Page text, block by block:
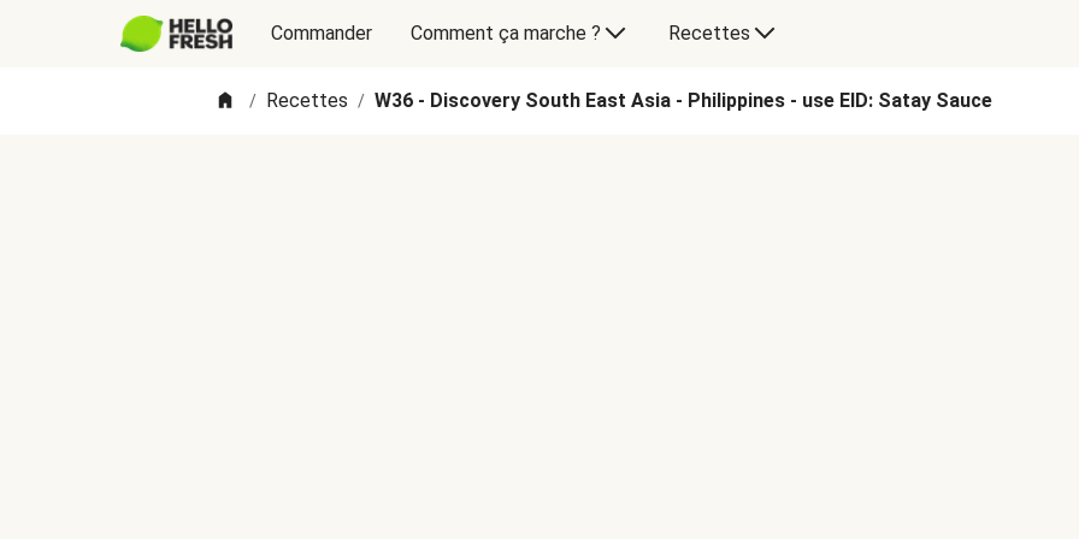
Commander Comment ça marche ? Recettes
/ Recettes / W36 - Discovery South East Asia - Philippines - use EID: Satay Sauce